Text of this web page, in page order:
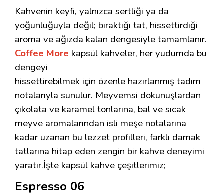
Kahvenin keyfi, yalnızca sertliği ya da
yoğunluğuyla değil; bıraktığı tat, hissettirdiği
aroma ve ağızda kalan dengesiyle tamamlanır.
Coffee More kapsül kahveler, her yudumda bu
dengeyi
hissettirebilmek için özenle hazırlanmış tadım
notalarıyla sunulur. Meyvemsi dokunuşlardan
çikolata ve karamel tonlarına, bal ve sıcak
meyve aromalarından isli meşe notalarına
kadar uzanan bu lezzet profilleri, farklı damak
tatlarına hitap eden zengin bir kahve deneyimi
yaratır.İşte kapsül kahve çeşitlerimiz;
Espresso 06